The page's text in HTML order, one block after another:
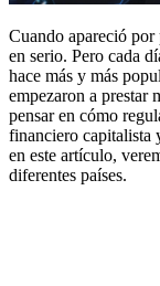
Cuando apareció
en serio. Pero cada
hace más y más
empezaron a prestar
pensar en cómo
financiero capitalista
en este artículo,
diferentes países.